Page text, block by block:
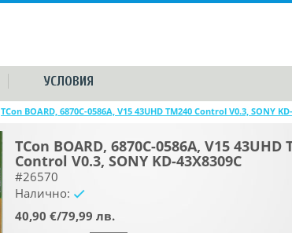
УСЛОВИЯ
TCon BOARD, 6870C-0586A, V15 43UHD TM240 Control V0.3, SONY
TCon BOARD, 6870C-0586A, V15 43UHD
Control V0.3, SONY KD-43X8309C
#26570
Налично:
40,90 €/79,99 лв.